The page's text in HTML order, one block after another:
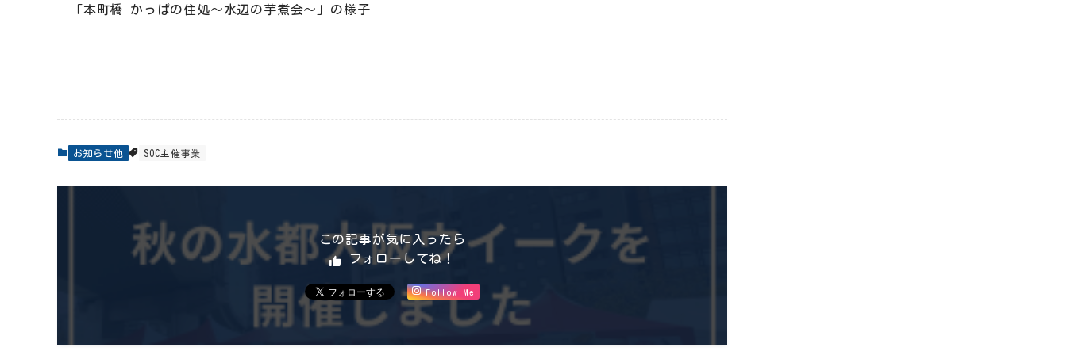
「本町橋 かっぱの住処～水辺の芋煮会～」の様子
お知らせ他 SOC主催事業
この記事が気に入ったら
フォローしてね！
Follow Me